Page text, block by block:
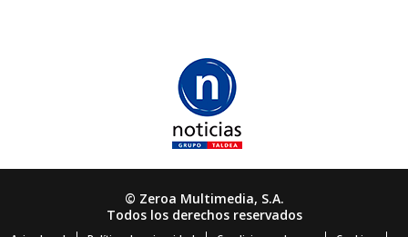
© Zeroa Multimedia, S.A.
Todos los derechos reservados